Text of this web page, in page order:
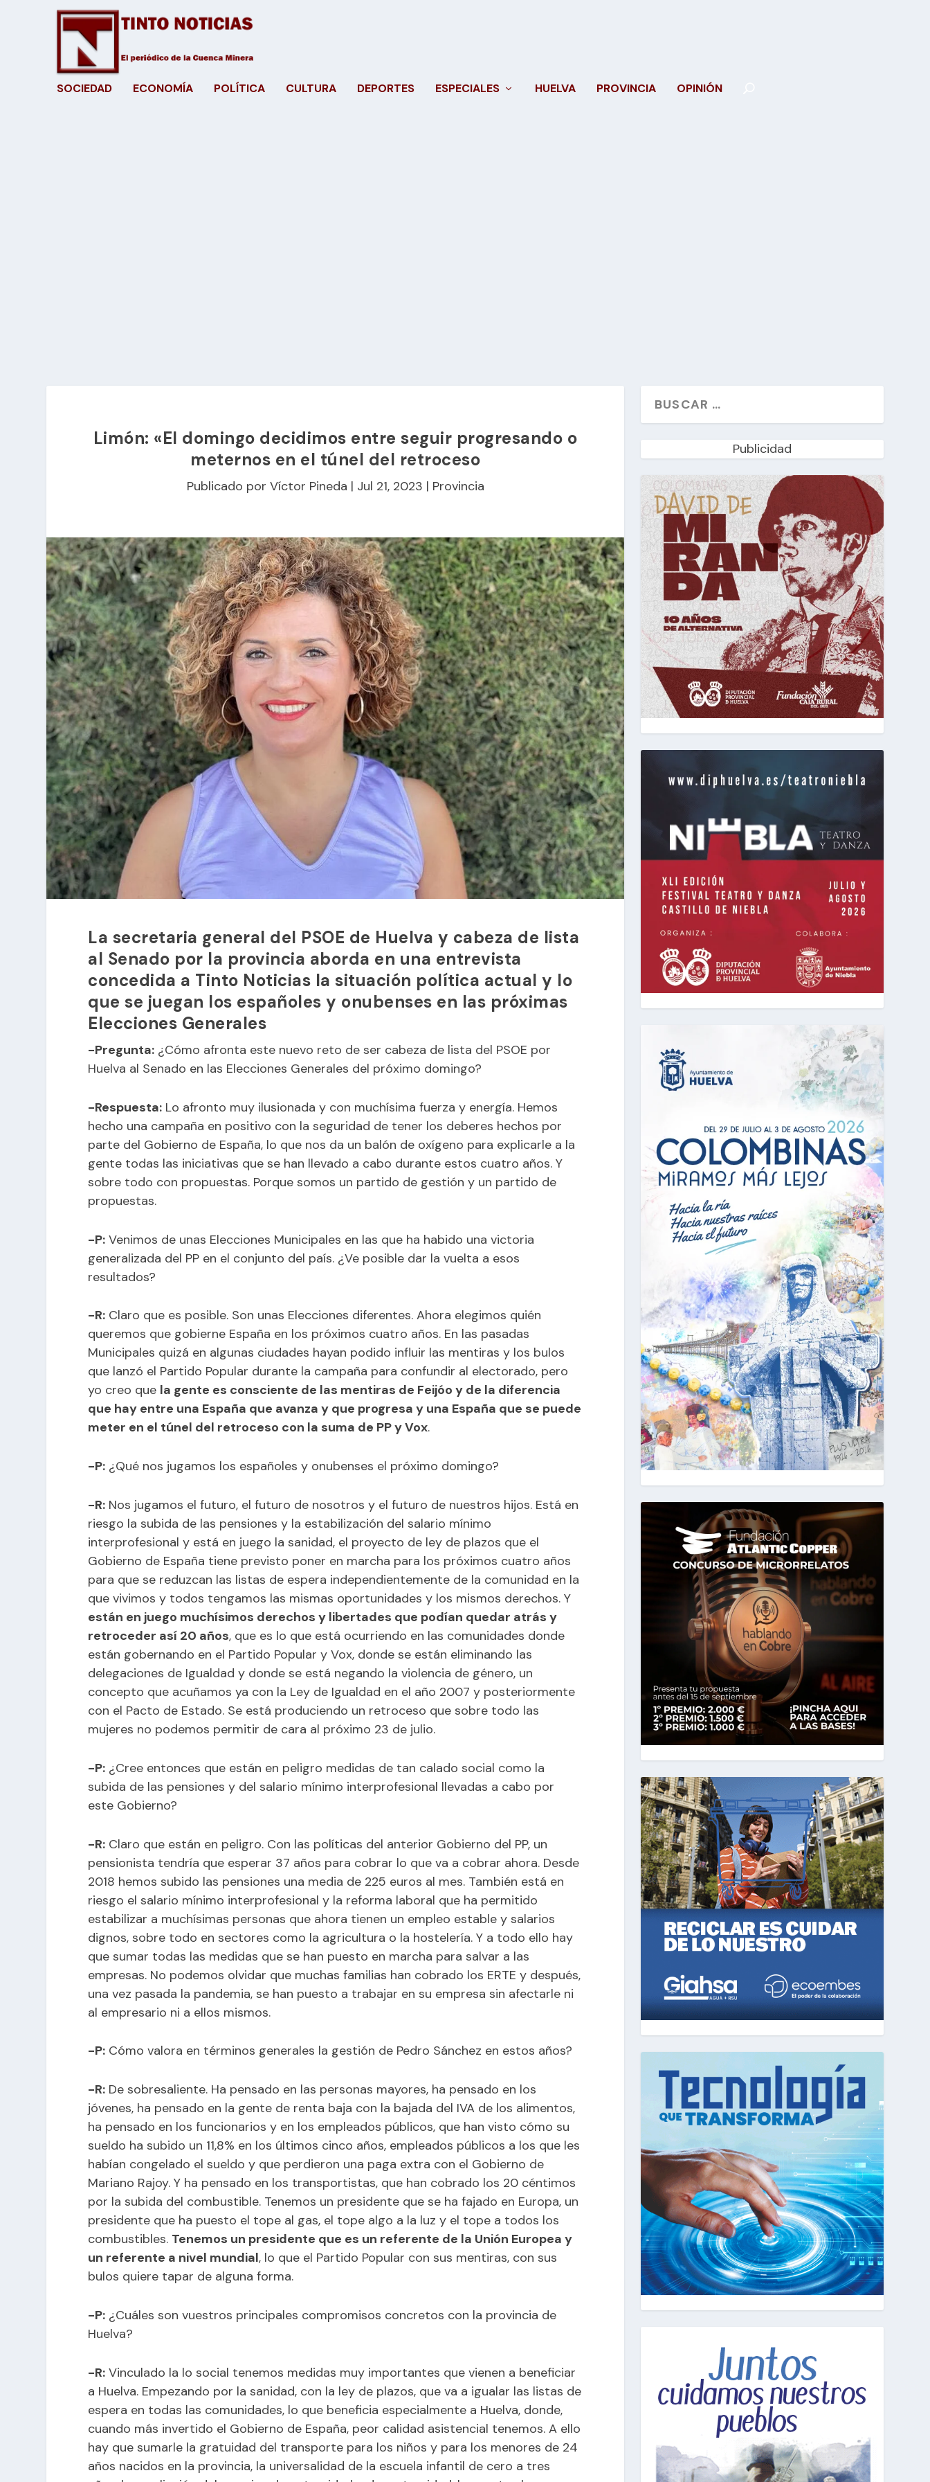
SOCIEDAD ECONOMÍA POLÍTICA CULTURA DEPORTES ESPECIALES HUELVA PROVINCIA OPINIÓN
Limón: «El domingo decidimos entre seguir progresando o
meternos en el túnel del retroceso
Publicado por Víctor Pineda | Jul 21, 2023 | Provincia
La secretaria general del PSOE de Huelva y cabeza de lista
al Senado por la provincia aborda en una entrevista
concedida a Tinto Noticias la situación política actual y lo
que se juegan los españoles y onubenses en las próximas
Elecciones Generales
-Pregunta: ¿Cómo afronta este nuevo reto de ser cabeza de lista del PSOE por
Huelva al Senado en las Elecciones Generales del próximo domingo?
-Respuesta: Lo afronto muy ilusionada y con muchísima fuerza y energía. Hemos
hecho una campaña en positivo con la seguridad de tener los deberes hechos por
parte del Gobierno de España, lo que nos da un balón de oxígeno para explicarle a la
gente todas las iniciativas que se han llevado a cabo durante estos cuatro años. Y
sobre todo con propuestas. Porque somos un partido de gestión y un partido de
propuestas.
-P: Venimos de unas Elecciones Municipales en las que ha habido una victoria
generalizada del PP en el conjunto del país. ¿Ve posible dar la vuelta a esos
resultados?
-R: Claro que es posible. Son unas Elecciones diferentes. Ahora elegimos quién
queremos que gobierne España en los próximos cuatro años. En las pasadas
Municipales quizá en algunas ciudades hayan podido influir las mentiras y los bulos
que lanzó el Partido Popular durante la campaña para confundir al electorado, pero
yo creo que la gente es consciente de las mentiras de Feijóo y de la diferencia
que hay entre una España que avanza y que progresa y una España que se puede
meter en el túnel del retroceso con la suma de PP y Vox.
-P: ¿Qué nos jugamos los españoles y onubenses el próximo domingo?
-R: Nos jugamos el futuro, el futuro de nosotros y el futuro de nuestros hijos. Está en
riesgo la subida de las pensiones y la estabilización del salario mínimo
interprofesional y está en juego la sanidad, el proyecto de ley de plazos que el
Gobierno de España tiene previsto poner en marcha para los próximos cuatro años
para que se reduzcan las listas de espera independientemente de la comunidad en la
que vivimos y todos tengamos las mismas oportunidades y los mismos derechos. Y
están en juego muchísimos derechos y libertades que podían quedar atrás y
retroceder así 20 años, que es lo que está ocurriendo en las comunidades donde
están gobernando en el Partido Popular y Vox, donde se están eliminando las
delegaciones de Igualdad y donde se está negando la violencia de género, un
concepto que acuñamos ya con la Ley de Igualdad en el año 2007 y posteriormente
con el Pacto de Estado. Se está produciendo un retroceso que sobre todo las
mujeres no podemos permitir de cara al próximo 23 de julio.
-P: ¿Cree entonces que están en peligro medidas de tan calado social como la
subida de las pensiones y del salario mínimo interprofesional llevadas a cabo por
este Gobierno?
-R: Claro que están en peligro. Con las políticas del anterior Gobierno del PP, un
pensionista tendría que esperar 37 años para cobrar lo que va a cobrar ahora. Desde
2018 hemos subido las pensiones una media de 225 euros al mes. También está en
riesgo el salario mínimo interprofesional y la reforma laboral que ha permitido
estabilizar a muchísimas personas que ahora tienen un empleo estable y salarios
dignos, sobre todo en sectores como la agricultura o la hostelería. Y a todo ello hay
que sumar todas las medidas que se han puesto en marcha para salvar a las
empresas. No podemos olvidar que muchas familias han cobrado los ERTE y después,
una vez pasada la pandemia, se han puesto a trabajar en su empresa sin afectarle ni
al empresario ni a ellos mismos.
-P: Cómo valora en términos generales la gestión de Pedro Sánchez en estos años?
-R: De sobresaliente. Ha pensado en las personas mayores, ha pensado en los
jóvenes, ha pensado en la gente de renta baja con la bajada del IVA de los alimentos,
ha pensado en los funcionarios y en los empleados públicos, que han visto cómo su
sueldo ha subido un 11,8% en los últimos cinco años, empleados públicos a los que les
habían congelado el sueldo y que perdieron una paga extra con el Gobierno de
Mariano Rajoy. Y ha pensado en los transportistas, que han cobrado los 20 céntimos
por la subida del combustible. Tenemos un presidente que se ha fajado en Europa, un
presidente que ha puesto el tope al gas, el tope algo a la luz y el tope a todos los
combustibles. Tenemos un presidente que es un referente de la Unión Europea y
un referente a nivel mundial, lo que el Partido Popular con sus mentiras, con sus
bulos quiere tapar de alguna forma.
-P: ¿Cuáles son vuestros principales compromisos concretos con la provincia de
Huelva?
-R: Vinculado la lo social tenemos medidas muy importantes que vienen a beneficiar
a Huelva. Empezando por la sanidad, con la ley de plazos, que va a igualar las listas de
espera en todas las comunidades, lo que beneficia especialmente a Huelva, donde,
cuando más invertido el Gobierno de España, peor calidad asistencial tenemos. A ello
hay que sumarle la gratuidad del transporte para los niños y para los menores de 24
años nacidos en la provincia, la universalidad de la escuela infantil de cero a tres
Publicidad